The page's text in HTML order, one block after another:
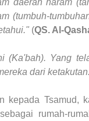
daerah haram
(tumbuh-
(QS. Al-
(Ka'bah). Yang
dari
kepada Tsamud,
rumah-